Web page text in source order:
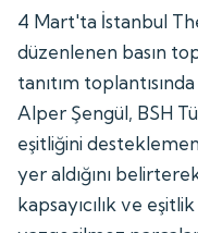
4 Mart'ta İstanbul
düzenlenen basın
tanıtım
Alper Şengül, BSH
eşitliğini
yer aldığını
kapsayıcılık ve